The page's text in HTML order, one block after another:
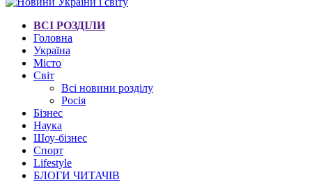
ВСІ РОЗДІЛИ
Головна
Україна
Місто
Світ
Всі новини розділу
Росія
Бізнес
Наука
Шоу-бізнес
Спорт
Lifestyle
БЛОГИ ЧИТАЧІВ